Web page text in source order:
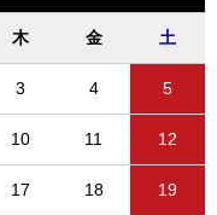
木 金 土
3 4 5
10 11 12
17 18 19